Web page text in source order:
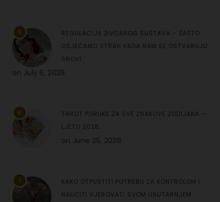
5
REGULACIJA ŽIVČANOG SUSTAVA – ZAŠTO
OSJEĆAMO STRAH KADA NAM SE OSTVARUJU
SNOVI
on July 6, 2026
6
TAROT PORUKE ZA SVE ZNAKOVE ZODIJAKA –
LJETO 2026.
on June 25, 2026
7
KAKO OTPUSTITI POTREBU ZA KONTROLOM I
NAUČITI VJEROVATI SVOM UNUTARNJEM